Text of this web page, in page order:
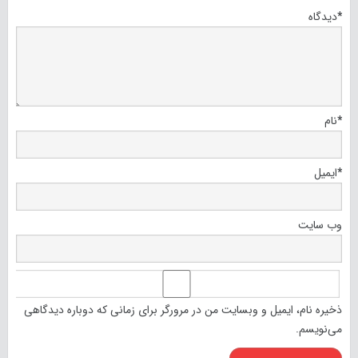
دیدگاه*
نام*
ایمیل*
وب‌ سایت
ذخیره نام، ایمیل و وبسایت من در مرورگر برای زمانی که دوباره دیدگاهی
می‌نویسم.